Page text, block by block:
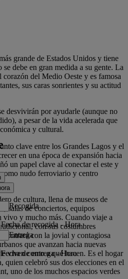
grande de Estados Unidos y tiene
debe en gran medida a su gente. La
corazón del Medio Oeste y es famosa
sus caras sonrientes y su actitud
desvivirán por ayudarle (aunque no
a pesar de la vida acelerada que
y cultural.
clave entre los Grandes Lagos y el
en una época de expansión hacia
un papel clave al conectar el este y
nudo ferroviario y centro
de cultura, llena de museos de
salas de conciertos, equipos
vivo y mucho más. Cuando viaje a
con sus costumbres
con la jovial y contagiosa
que avanzan hacia nuevas
viven como a qué hacen. Es el hogar
quien celebró sus dos elecciones en el
uno de los muchos espacios verdes
Recogida
Fecha de recogida - Hora
Entrega
Fecha de entrega - Hora